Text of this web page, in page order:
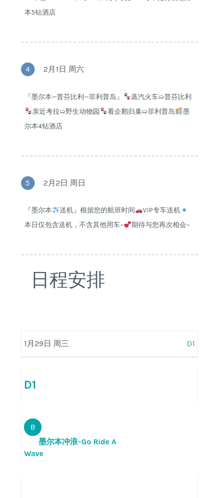
本5钻酒店
4 2月1日 周六
『墨尔本—普芬比利—菲利普岛』
蒸汽火车➯普芬比利
亲近考拉➯野生动物园
看企鹅归巢➯菲利普岛
墨
尔本4钻酒店
5 2月2日 周日
『墨尔本 送机』根据您的航班时间
VIP专车送机
本日仅包含送机，不含其他用车~
期待与您再次相会~
日程安排
1月29日 周三 D1
D1
B
墨尔本冲浪-Go Ride A
Wave